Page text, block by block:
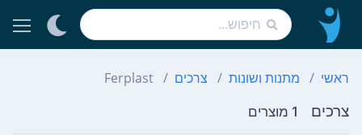
ראשי מתנות ושונות צרכים Ferplast
צרכים 1 מוצרים